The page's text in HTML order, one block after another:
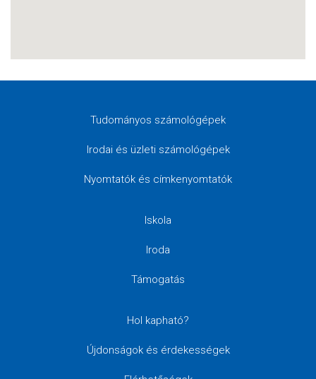
Tudományos számológépek
Irodai és üzleti számológépek
Nyomtatók és címkenyomtatók
Iskola
Iroda
Támogatás
Hol kapható?
Újdonságok és érdekességek